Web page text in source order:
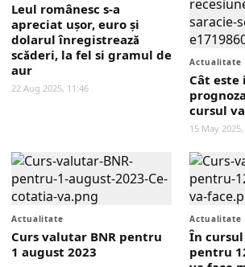
Leul românesc s-a
apreciat uşor, euro și
dolarul înregistrează
scăderi, la fel si gramul de
aur
22 Aug 2025, 11:46
Actualitate
Cât
cursul
15 May
Actualitate
Curs valutar BNR pentru
1 august 2023
Actualitate
În
pentru